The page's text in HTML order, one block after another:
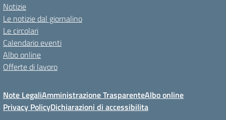
Notizie
Le notizie dal giornalino
Le circolari
Calendario eventi
Albo online
Offerte di lavoro
Note LegaliAmministrazione TrasparenteAlbo online
Privacy PolicyDichiarazioni di accessibilita